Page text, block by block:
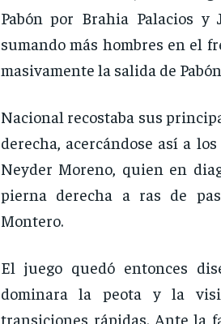
Pabón por Brahia Palacios y
sumando más hombres en el
masivamente la salida de
Nacional recostaba sus
derecha, acercándose así a
Neyder Moreno, quien en
pierna derecha a ras de
Montero.
El juego quedó entonces
dominara la peota y la
transiciones rápidas. Ante la